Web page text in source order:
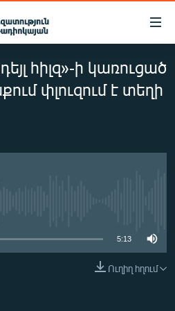
հիլզ»-ի կառուցած
փլուզում է տեղի
5:13
Ուղիղ հղում